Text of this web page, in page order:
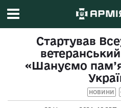
Стартував
«Шануємо
НОВИНИ